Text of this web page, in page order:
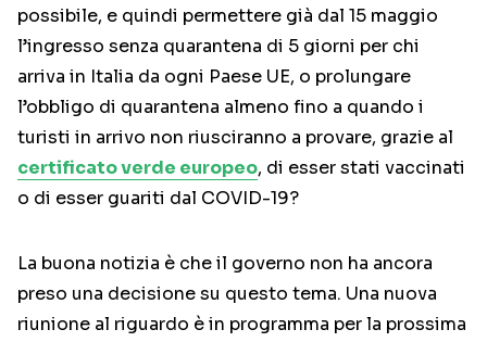
possibile, e quindi permettere già dal 15 maggio
l’ingresso senza quarantena di 5 giorni per chi
arriva in Italia da ogni Paese UE, o prolungare
l’obbligo di quarantena almeno fino a quando i
turisti in arrivo non riusciranno a provare, grazie al
certificato verde europeo, di esser stati vaccinati
o di esser guariti dal COVID-19?
La buona notizia è che il governo non ha ancora
preso una decisione su questo tema. Una nuova
riunione al riguardo è in programma per la prossima